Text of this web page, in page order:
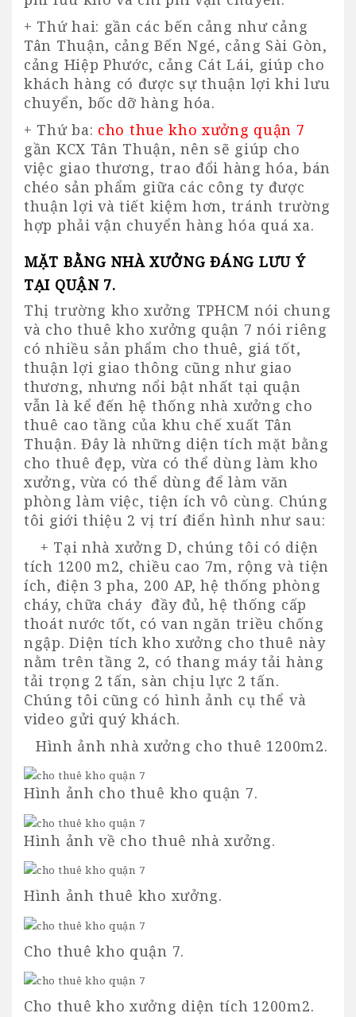
+ Thứ hai: gần các bến cảng như cảng
Tân Thuận, cảng Bến Ngé, cảng Sài Gòn,
cảng Hiệp Phước, cảng Cát Lái, giúp cho
khách hàng có được sự thuận lợi khi lưu
chuyển, bốc dỡ hàng hóa.
+ Thứ ba: cho thue kho xưởng quận 7
gần KCX Tân Thuận, nên sẽ giúp cho
việc giao thương, trao đổi hàng hóa, bán
chéo sản phẩm giữa các công ty được
thuận lợi và tiết kiệm hơn, tránh trường
hợp phải vận chuyển hàng hóa quá xa.
MẶT BẰNG NHÀ XƯỞNG ĐÁNG LƯU Ý
TẠI QUẬN 7.
Thị trường kho xưởng TPHCM nói chung
và cho thuê kho xưởng quận 7 nói riêng
có nhiều sản phẩm cho thuê, giá tốt,
thuận lợi giao thông cũng như giao
thương, nhưng nổi bật nhất tại quận
vẫn là kể đến hệ thống nhà xưởng cho
thuê cao tầng của khu chế xuất Tân
Thuận. Đây là những diện tích mặt bằng
cho thuê đẹp, vừa có thể dùng làm kho
xưởng, vừa có thể dùng để làm văn
phòng làm việc, tiện ích vô cùng. Chúng
tôi giới thiệu 2 vị trí điển hình như sau:
+ Tại nhà xưởng D, chúng tôi có diện
tích 1200 m2, chiều cao 7m, rộng và tiện
ích, điện 3 pha, 200 AP, hệ thống phòng
cháy, chữa cháy đầy đủ, hệ thống cấp
thoát nước tốt, có van ngăn triều chống
ngập. Diện tích kho xưởng cho thuê này
nằm trên tầng 2, có thang máy tải hàng
tải trọng 2 tấn, sàn chịu lực 2 tấn.
Chúng tôi cũng có hình ảnh cụ thể và
video gửi quý khách.
Hình ảnh nhà xưởng cho thuê 1200m2.
Hình ảnh cho thuê kho quận 7.
Hình ảnh về cho thuê nhà xưởng.
Hình ảnh thuê kho xưởng.
Cho thuê kho quận 7.
Cho thuê kho xưởng diện tích 1200m2.